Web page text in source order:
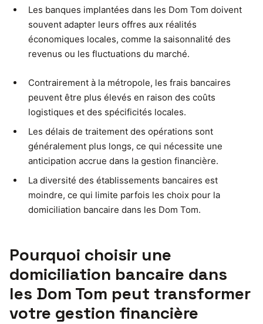
Les banques implantées dans les Dom Tom doivent
souvent adapter leurs offres aux réalités
économiques locales, comme la saisonnalité des
revenus ou les fluctuations du marché.
Contrairement à la métropole, les frais bancaires
peuvent être plus élevés en raison des coûts
logistiques et des spécificités locales.
Les délais de traitement des opérations sont
généralement plus longs, ce qui nécessite une
anticipation accrue dans la gestion financière.
La diversité des établissements bancaires est
moindre, ce qui limite parfois les choix pour la
domiciliation bancaire dans les Dom Tom.
Pourquoi choisir une
domiciliation bancaire dans
les Dom Tom peut transformer
votre gestion financière